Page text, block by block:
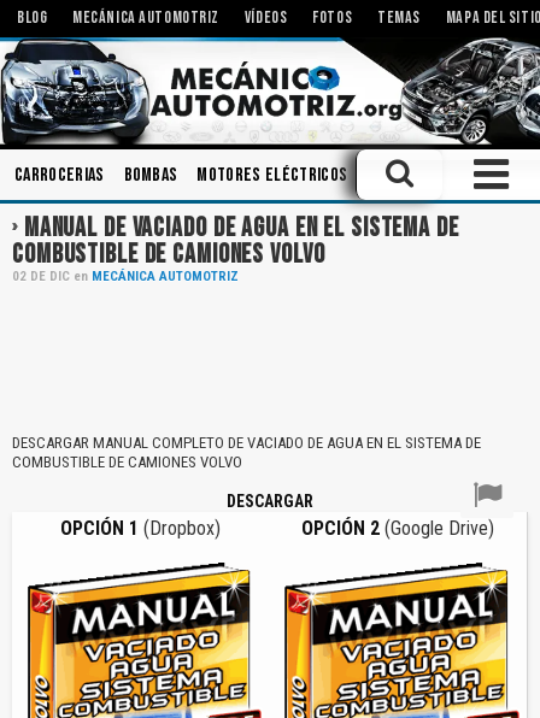
BLOG MECÁNICA AUTOMOTRIZ VÍDEOS FOTOS TEMAS MAPA DEL
Carrocerias Bombas Motores Eléctricos Aceites
MANUAL DE VACIADO DE AGUA EN EL SISTEMA DE
COMBUSTIBLE DE CAMIONES VOLVO
02 DE DIC en MECÁNICA AUTOMOTRIZ
DESCARGAR MANUAL COMPLETO DE VACIADO DE AGUA EN EL SISTEMA DE
COMBUSTIBLE DE CAMIONES VOLVO
DESCARGAR
OPCIÓN 1 (Dropbox) OPCIÓN 2 (Google Drive)